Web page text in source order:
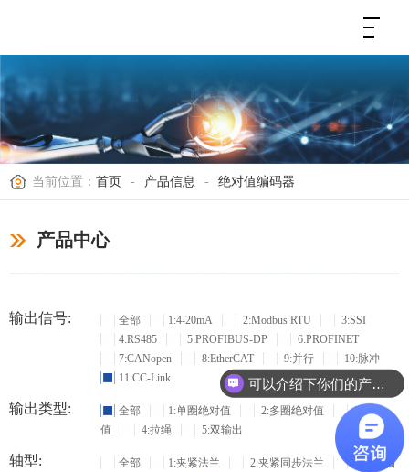
当前位置： 首页 - 产品信息 - 绝对值编码器
产品中心
输出信号: 全部 1:4-20mA 2:Modbus RTU
3:SSI
4:RS485
5:PROFIBUS-DP
6:PROFINET
7:CANopen
8:EtherCAT 9:并行
10:脉冲
11:CC-Link
输出类型: 全部 1:单圈绝对值 2:多圈绝对值
3:增量
值
4:拉绳 5:双输出
轴型: 全部 1:夹紧法兰 2:夹紧同步法兰
3:盲孔轴
可以介绍下你们的产品么？